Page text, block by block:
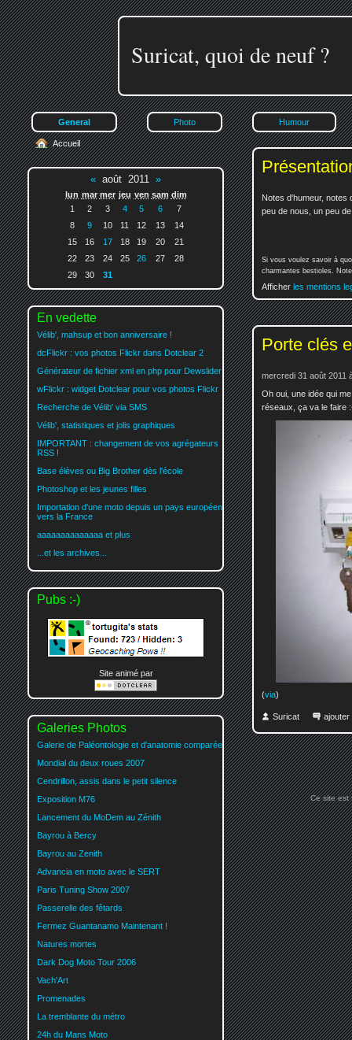
Suricat, quoi de neuf ?
General Photo Humour
Notes d'humeur, notes
peu de nous, un peu
Si vous voulez savoir à
charmantes bestioles.
Afficher les mentions
Porte clés
mercredi 31 août 2011
Oh oui, une idée qui
réseaux, ça va le faire
(via)
Suricat ajouter
Accueil
« août 2011 »
lun mar mer jeu ven sam dim
1
2 3 4 5 6
7
8
9 10 11 12 13
14
15
16 17 18 19 20
21
22
23 24 25 26 27
28
29
30 31
En vedette
Vélib', mahsup et bon anniversaire !
dcFlickr : vos photos Flickr dans Dotclear 2
Générateur de fichier xml en php pour Dewslider
wFlickr : widget Dotclear pour vos photos Flickr
Recherche de Vélib' via SMS
Vélib', statistiques et jolis graphiques
IMPORTANT : changement de vos agrégateurs
RSS !
Base élèves ou Big Brother dès l'école
Photoshop et les jeunes filles
Importation d'une moto depuis un pays européen
vers la France
aaaaaaaaaaaaaa et plus
...et les archives...
Pubs :-)
Site animé par
Galeries Photos
Galerie de Paléontologie et d'anatomie comparée
Mondial du deux roues 2007
Cendrillon, assis dans le petit silence
Exposition M76
Lancement du MoDem au Zénith
Bayrou à Bercy
Bayrou au Zenith
Advancia en moto avec le SERT
Paris Tuning Show 2007
Passerelle des fêtards
Fermez Guantanamo Maintenant !
Natures mortes
Dark Dog Moto Tour 2006
Vach'Art
Promenades
La tremblante du métro
24h du Mans Moto
Ce site est